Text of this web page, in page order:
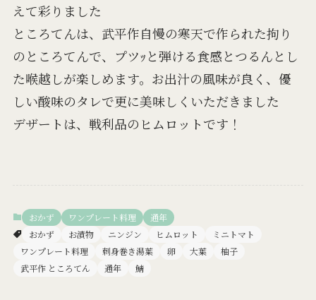
えて彩りました
ところてんは、武平作自慢の寒天で作られた拘り
のところてんで、プツｯと弾ける食感とつるんとし
た喉越しが楽しめます。お出汁の風味が良く、優
しい酸味のタレで更に美味しくいただきました
デザートは、戦利品のヒムロットです！
おかず ワンプレート料理
通年
おかず
お漬物 ニンジン ヒムロット
ミニトマト
ワンプレート料理
刺身巻き湯葉 卵 大葉
柚子
武平作 ところてん
通年 鯖